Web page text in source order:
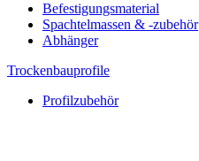
Befestigungsmaterial
Spachtelmassen & -zubehör
Abhänger
Trockenbauprofile
Profilzubehör